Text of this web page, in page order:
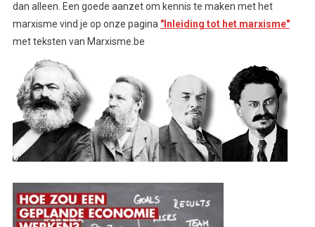
dan alleen. Een goede aanzet om kennis te maken met het
marxisme vind je op onze pagina "Inleiding tot het marxisme"
met teksten van Marxisme.be